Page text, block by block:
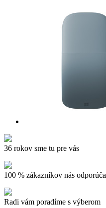
36 rokov sme tu pre vás
100 % zákazníkov nás odporúča
Radi vám poradíme s výberom